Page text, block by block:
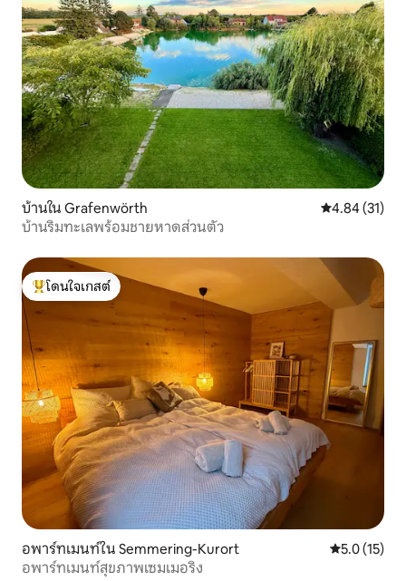
บ้านใน Grafenwörth คะแนนเฉลี่ย
4.84 (31)
บ้านริมทะเลพร้อมชายหาดส่วนตัว
โดนใจเกสต์ที่สุด
โดนใจเกสต์
อพาร์ทเมนท์ใน Semmering-Kurort คะแนนเฉลี่ย
5.0 (15)
อพาร์ทเมนท์สุขภาพเซมเมอริง